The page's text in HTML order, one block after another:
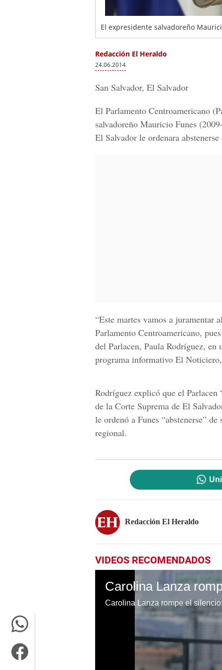
El expresidente salvadoreño
Redacción El Heraldo
24.06.2014
San Salvador, El Salvador
El Parlamento Centroamericano
salvadoreño Mauricio Funes
El Salvador le ordenara
“Este martes vamos a juramentar
Parlamento Centroamericano,
del Parlacen, Paula Rodríguez, en
programa informativo El
Rodríguez explicó que el
de la Corte Suprema de El
le ordenó a Funes “abstenerse”
regional.
Redacción El Heraldo
VIDEOS RECOMENDADOS